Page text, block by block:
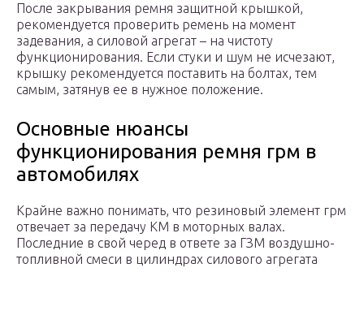
После закрывания ремня защитной крышкой,
рекомендуется проверить ремень на момент
задевания, а силовой агрегат – на чистоту
функционирования. Если стуки и шум не исчезают,
крышку рекомендуется поставить на болтах, тем
самым, затянув ее в нужное положение.
Основные нюансы
функционирования ремня грм в
автомобилях
Крайне важно понимать, что резиновый элемент грм
отвечает за передачу КМ в моторных валах.
Последние в свой черед в ответе за ГЗМ воздушно-
топливной смеси в цилиндрах силового агрегата